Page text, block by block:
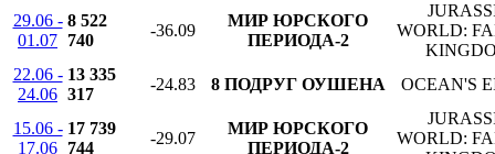
29.06 -
01.07
8 522
740
-36.09
МИР ЮРСКОГО
ПЕРИОДА-2
WORLD:
22.06 -
24.06
13 335
317
-24.83 8 ПОДРУГ ОУШЕНА OCEAN'S
15.06 -
17.06
17 739
744
-29.07
МИР ЮРСКОГО
ПЕРИОДА-2
WORLD: